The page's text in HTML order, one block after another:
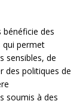
bénéficie des
qui permet
sensibles, de
des politiques de
soumis à des